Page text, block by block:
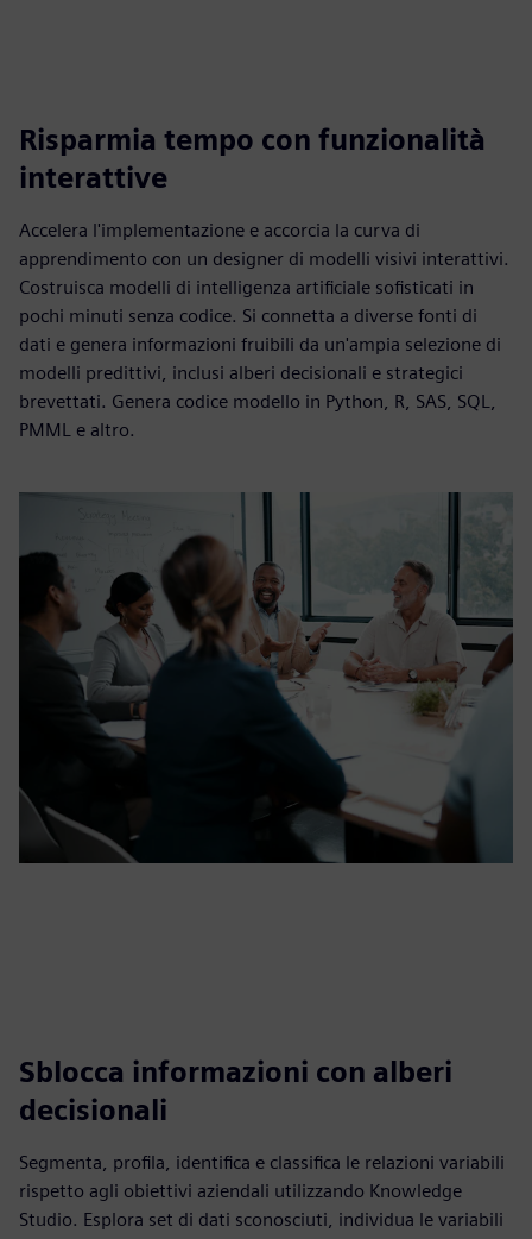
Risparmia tempo con funzionalità
interattive
Accelera l'implementazione e accorcia la curva di
apprendimento con un designer di modelli visivi interattivi.
Costruisca modelli di intelligenza artificiale sofisticati in
pochi minuti senza codice. Si connetta a diverse fonti di
dati e genera informazioni fruibili da un'ampia selezione di
modelli predittivi, inclusi alberi decisionali e strategici
brevettati. Genera codice modello in Python, R, SAS, SQL,
PMML e altro.
Sblocca informazioni con alberi
decisionali
Segmenta, profila, identifica e classifica le relazioni variabili
rispetto agli obiettivi aziendali utilizzando Knowledge
Studio. Esplora set di dati sconosciuti, individua le variabili